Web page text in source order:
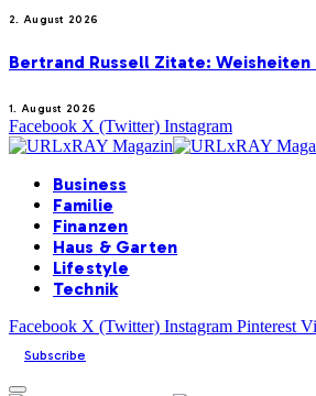
2. August 2026
Bertrand Russell Zitate: Weisheiten
1. August 2026
Facebook X (Twitter) Instagram
Business
Familie
Finanzen
Haus & Garten
Lifestyle
Technik
Facebook X (Twitter) Instagram Pinterest
Subscribe